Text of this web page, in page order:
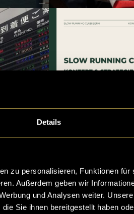
Details
zu personalisieren, Funktionen
Außerdem geben wir
und Analysen weiter.
Sie ihnen bereitgestellt haben